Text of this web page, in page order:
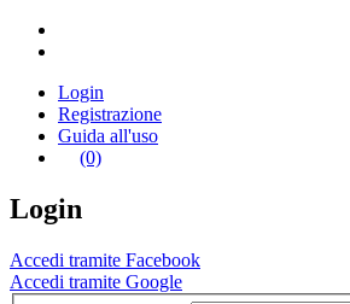
Login
Registrazione
Guida all'uso
(0)
Login
Accedi tramite Facebook
Accedi tramite Google